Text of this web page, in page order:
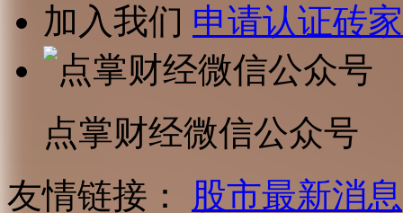
加入我们 申请认证砖家
点掌财经微信公众号
友情链接：
股市最新消息